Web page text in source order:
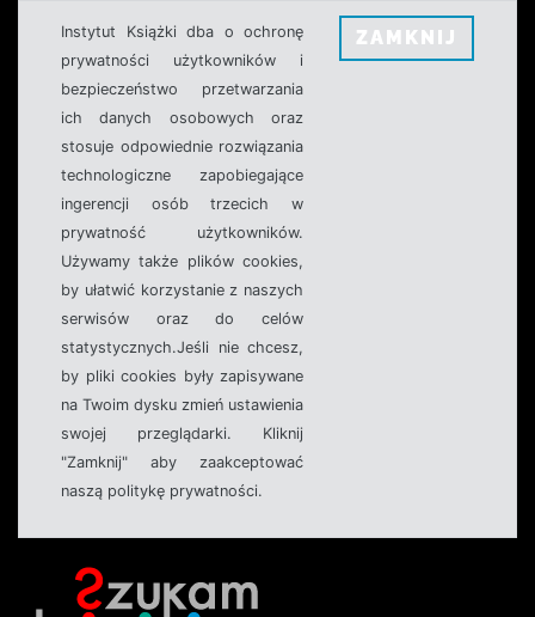
Instytut Książki dba o ochronę
prywatności użytkowników i
bezpieczeństwo przetwarzania
ich danych osobowych oraz
stosuje odpowiednie rozwiązania
technologiczne zapobiegające
ingerencji osób trzecich w
prywatność użytkowników.
Używamy także plików cookies,
by ułatwić korzystanie z naszych
serwisów oraz do celów
statystycznych.Jeśli nie chcesz,
by pliki cookies były zapisywane
na Twoim dysku zmień ustawienia
swojej przeglądarki. Kliknij
"Zamknij" aby zaakceptować
naszą politykę prywatności.
ZAMKNIJ